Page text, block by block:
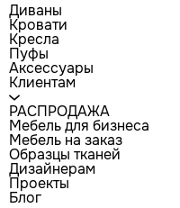
Диваны
Кровати
Кресла
Пуфы
Аксессуары
Клиентам
РАСПРОДАЖА
Мебель для бизнеса
Мебель на заказ
Образцы тканей
Дизайнерам
Проекты
Блог